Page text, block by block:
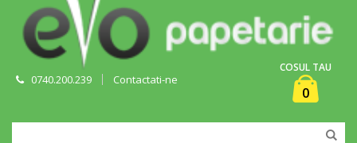
0740.200.239 Contactati-ne
COSUL TAU
0